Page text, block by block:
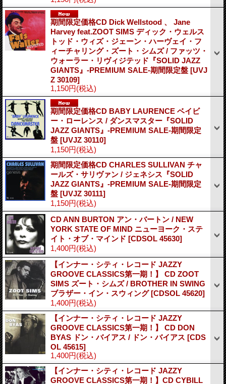
期間限定価格CD Dick Wellstood 、 Jane
Harvey feat.ZOOT SIMS ディック・ウェルス
トッド・ウィズ・ジェーン・ハーヴェイ・フ
ィーチャリング・ズート・シムズ / ファッツ・
ウォーラー・リヴィジテッド『SOLID JAZZ
GIANTS』-PREMIUM SALE-期間限定盤 [UVJ
Z 30109]
1,150円(税込)
期間限定価格CD BABY LAURENCE ベイビ
ー・ローレンス / ダンスマスター『SOLID
JAZZ GIANTS』-PREMIUM SALE-期間限定
盤 [UVJZ 30110]
1,150円(税込)
期間限定価格CD CHARLES SULLIVAN チャ
ールズ・サリヴァン / ジェネシス『SOLID
JAZZ GIANTS』-PREMIUM SALE-期間限定
盤 [UVJZ 30111]
1,150円(税込)
CD ANN BURTON アン・バートン / NEW
YORK STATE OF MIND ニューヨーク・ステ
イト・オブ・マインド [CDSOL 45630]
1,400円(税込)
【インナー・シティ・レコード JAZZY
GROOVE CLASSICS第一期！】 CD ZOOT
SIMS ズート・シムズ / BROTHER IN SWING
ブラザー・イン・スウィング[CDSOL 45620]
1,400円(税込)
【インナー・シティ・レコード JAZZY
GROOVE CLASSICS第一期！】 CD DON
BYAS ドン・バイアス / ドン・バイアス [CDS
OL 45615]
1,400円(税込)
【インナー・シティ・レコード JAZZY
GROOVE CLASSICS第一期！】CD CYBILL